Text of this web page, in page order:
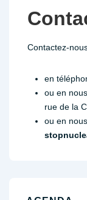
Contactez-
en
ou en
rue de la
ou en